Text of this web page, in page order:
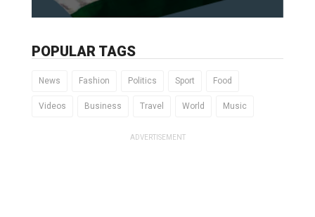
POPULAR TAGS
News Fashion Politics Sport Food
Videos Business Travel World Music
ADVERTISEMENT